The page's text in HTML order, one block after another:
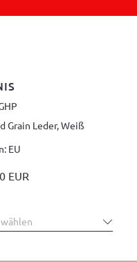
Grain Leder, Weiß
EU
EUR